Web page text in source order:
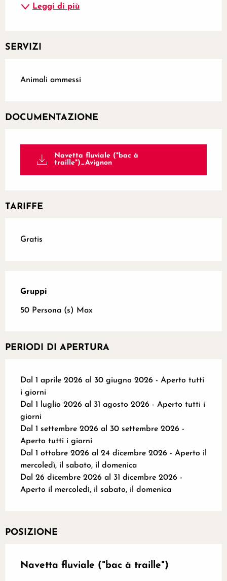
Leggi di più
SERVIZI
Animali ammessi
DOCUMENTAZIONE
Navetta fluviale ("bac à
traille")_Avignon
TARIFFE
Gratis
Gruppi
Gruppi
50 Persona (s) Max
PERIODI DI APERTURA
Dal 1 aprile 2026 al 30 giugno 2026 - Aperto tutti
i giorni
Dal 1 luglio 2026 al 31 agosto 2026 - Aperto tutti i
giorni
Dal 1 settembre 2026 al 30 settembre 2026 -
Aperto tutti i giorni
Dal 1 ottobre 2026 al 24 dicembre 2026 - Aperto il
mercoledì, il sabato, il domenica
Dal 26 dicembre 2026 al 31 dicembre 2026 -
Aperto il mercoledì, il sabato, il domenica
POSIZIONE
Navetta fluviale ("bac à traille")